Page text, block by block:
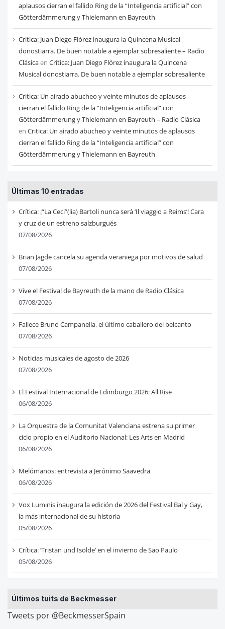
aplausos cierran el fallido Ring de la “Inteligencia artificial” con
Götterdämmerung y Thielemann en Bayreuth
Crítica: Juan Diego Flórez inaugura la Quincena Musical
donostiarra. De buen notable a ejemplar sobresaliente – Radio
Clásicaen Crítica: Juan Diego Flórez inaugura la Quincena
Musical donostiarra. De buen notable a ejemplar sobresaliente
Critica: Un airado abucheo y veinte minutos de aplausos
cierran el fallido Ring de la “Inteligencia artificial” con
Götterdämmerung y Thielemann en Bayreuth – Radio Clásica
en Critica: Un airado abucheo y veinte minutos de aplausos
cierran el fallido Ring de la “Inteligencia artificial” con
Götterdämmerung y Thielemann en Bayreuth
Últimas 10 entradas
Crítica: ¡“La Ceci”(lia) Bartoli nunca será ‘Il viaggio a Reims’! Cara
y cruz de un estreno salzburgués
07/08/2026
Brian Jagde cancela su agenda veraniega por motivos de salud
07/08/2026
Vive el Festival de Bayreuth de la mano de Radio Clásica
07/08/2026
Fallece Bruno Campanella, el último caballero del belcanto
07/08/2026
Noticias musicales de agosto de 2026
07/08/2026
El Festival Internacional de Edimburgo 2026: All Rise
06/08/2026
La Orquestra de la Comunitat Valenciana estrena su primer
ciclo propio en el Auditorio Nacional: Les Arts en Madrid
06/08/2026
Melómanos: entrevista a Jerónimo Saavedra
06/08/2026
Vox Luminis inaugura la edición de 2026 del Festival Bal y Gay,
la más internacional de su historia
05/08/2026
Crítica: ‘Tristan und Isolde’ en el invierno de Sao Paulo
05/08/2026
Últimos tuits de Beckmesser
Tweets por @BeckmesserSpain